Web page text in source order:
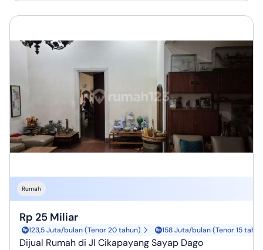
Rumah
Rp 25 Miliar
123,5 Juta/bulan (Tenor 20 tahun) 158 Juta/bulan (Tenor 15
Dijual Rumah di Jl Cikapayang Sayap Dago